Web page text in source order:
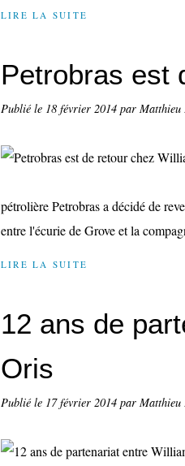
LIRE LA SUITE
Petrobras est
Publié le 18 février 2014 par Matthieu
pétrolière Petrobras a décidé de
entre l'écurie de Grove et la
LIRE LA SUITE
12 ans de
Oris
Publié le 17 février 2014 par Matthieu